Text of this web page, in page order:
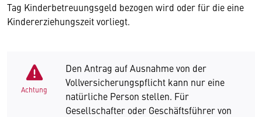
Tag Kinderbetreuungsgeld bezogen wird oder für die eine
Kindererziehungszeit vorliegt.
Achtung
Den Antrag auf Ausnahme von der
Vollversicherungspflicht kann nur eine
natürliche Person stellen. Für
Gesellschafter oder Geschäftsführer von